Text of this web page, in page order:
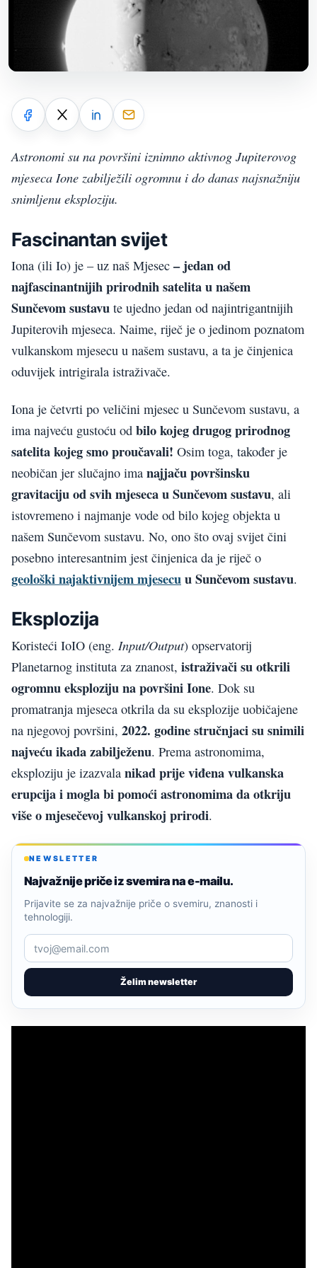
Astronomi su na površini iznimno aktivnog Jupiterovog
mjeseca Ione zabilježili ogromnu i do danas najsnažniju
snimljenu eksploziju.
Fascinantan svijet
Iona (ili Io) je – uz naš Mjesec – jedan od
najfascinantnijih prirodnih satelita u našem
Sunčevom sustavu te ujedno jedan od najintrigantnijih
Jupiterovih mjeseca. Naime, riječ je o jedinom poznatom
vulkanskom mjesecu u našem sustavu, a ta je činjenica
oduvijek intrigirala istraživače.
Iona je četvrti po veličini mjesec u Sunčevom sustavu, a
ima najveću gustoću od bilo kojeg drugog prirodnog
satelita kojeg smo proučavali! Osim toga, također je
neobičan jer slučajno ima najjaču površinsku
gravitaciju od svih mjeseca u Sunčevom sustavu, ali
istovremeno i najmanje vode od bilo kojeg objekta u
našem Sunčevom sustavu. No, ono što ovaj svijet čini
posebno interesantnim jest činjenica da je riječ o
geološki najaktivnijem mjesecuu Sunčevom sustavu.
Eksplozija
Koristeći IoIO (eng. Input/Output) opservatorij
Planetarnog instituta za znanost, istraživači su otkrili
ogromnu eksploziju na površini Ione. Dok su
promatranja mjeseca otkrila da su eksplozije uobičajene
na njegovoj površini, 2022. godine stručnjaci su snimili
najveću ikada zabilježenu. Prema astronomima,
eksploziju je izazvala nikad prije viđena vulkanska
erupcija i mogla bi pomoći astronomima da otkriju
više o mjesečevoj vulkanskoj prirodi.
NEWSLETTER
Najvažnije priče iz svemira na e-mailu.
Želim newsletter
Prijavite se za najvažnije priče o svemiru, znanosti i
tehnologiji.